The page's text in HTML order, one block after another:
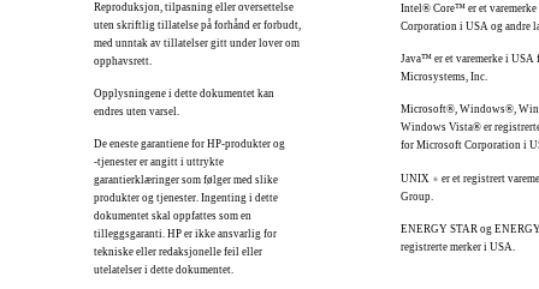
Reproduksjon, tilpasning eller oversettelse
uten skriftlig tillatelse på forhånd er forbudt,
med unntak av tillatelser gitt under lover om
opphavsrett.
Opplysningene i dette dokumentet kan
endres uten varsel.
De eneste garantiene for HP-produkter og
-tjenester er angitt i uttrykte
garantierklæringer som følger med slike
produkter og tjenester. Ingenting i dette
dokumentet skal oppfattes som en
tilleggsgaranti. HP er ikke ansvarlig for
tekniske eller redaksjonelle feil eller
utelatelser i dette dokumentet.
Intel® Core™ er et
Corporation i USA og andre
Java™ er et varemerke i USA
Microsystems, Inc.
Microsoft®, Windows®,
Windows Vista® er
for Microsoft Corporation i
UNIX ® er et registrert
Group.
ENERGY STAR og
registrerte merker i USA.